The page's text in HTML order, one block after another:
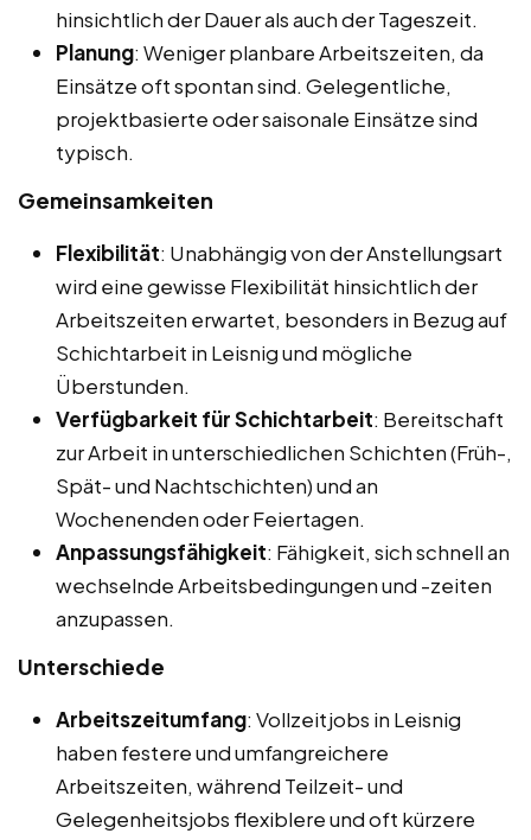
hinsichtlich der Dauer als auch der Tageszeit.
Planung: Weniger planbare Arbeitszeiten, da
Einsätze oft spontan sind. Gelegentliche,
projektbasierte oder saisonale Einsätze sind
typisch.
Gemeinsamkeiten
Flexibilität: Unabhängig von der Anstellungsart
wird eine gewisse Flexibilität hinsichtlich der
Arbeitszeiten erwartet, besonders in Bezug auf
Schichtarbeit in Leisnig und mögliche
Überstunden.
Verfügbarkeit für Schichtarbeit: Bereitschaft
zur Arbeit in unterschiedlichen Schichten (Früh-,
Spät- und Nachtschichten) und an
Wochenenden oder Feiertagen.
Anpassungsfähigkeit: Fähigkeit, sich schnell an
wechselnde Arbeitsbedingungen und -zeiten
anzupassen.
Unterschiede
Arbeitszeitumfang: Vollzeitjobs in Leisnig
haben festere und umfangreichere
Arbeitszeiten, während Teilzeit- und
Gelegenheitsjobs flexiblere und oft kürzere